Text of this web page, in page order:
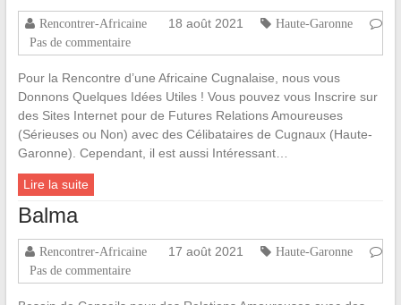
Rencontrer-Africaine 18 août 2021
Haute-Garonne
Pas de commentaire
Pour la Rencontre d’une Africaine Cugnalaise, nous vous
Donnons Quelques Idées Utiles ! Vous pouvez vous Inscrire sur
des Sites Internet pour de Futures Relations Amoureuses
(Sérieuses ou Non) avec des Célibataires de Cugnaux (Haute-
Garonne). Cependant, il est aussi Intéressant…
Lire la suite
Balma
Rencontrer-Africaine 17 août 2021
Haute-Garonne
Pas de commentaire